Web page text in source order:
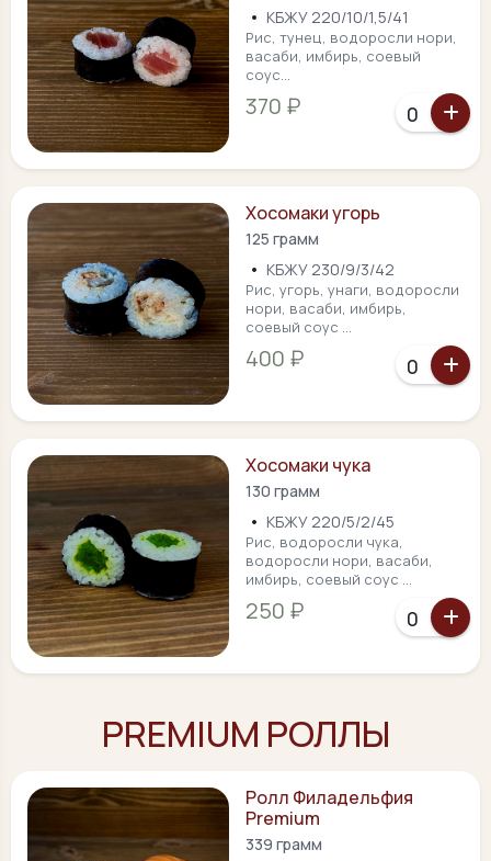
• КБЖУ 220/10/1,5/41
Рис, тунец, водоросли нори,
васаби, имбирь, соевый
соус...
370 ₽
Хосомаки угорь
125 грамм
• КБЖУ 230/9/3/42
Рис, угорь, унаги, водоросли
нори, васаби, имбирь,
соевый соус ...
400 ₽
Хосомаки чука
130 грамм
• КБЖУ 220/5/2/45
Рис, водоросли чука,
водоросли нори, васаби,
имбирь, соевый соус ...
250 ₽
PREMIUM РОЛЛЫ
Ролл Филадельфия
Premium
339 грамм